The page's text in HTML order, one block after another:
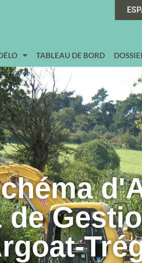
TABLEAU DE BORD
de